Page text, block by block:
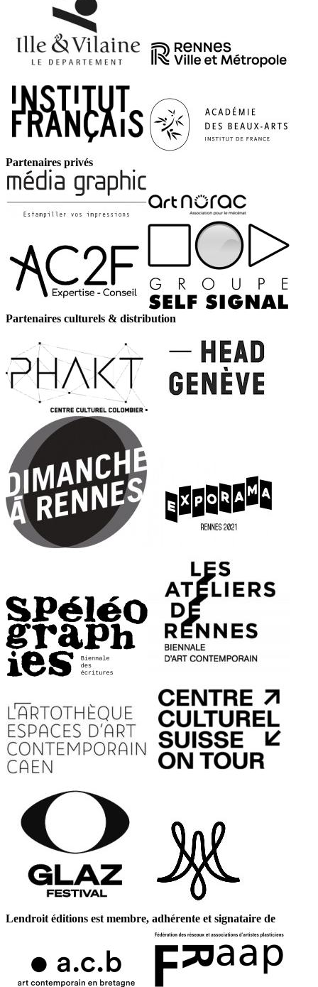
Partenaires privés
Partenaires culturels & distribution
Lendroit éditions est membre, adhérente et signataire de